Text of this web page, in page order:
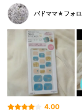
バドママ★フォ
4.00